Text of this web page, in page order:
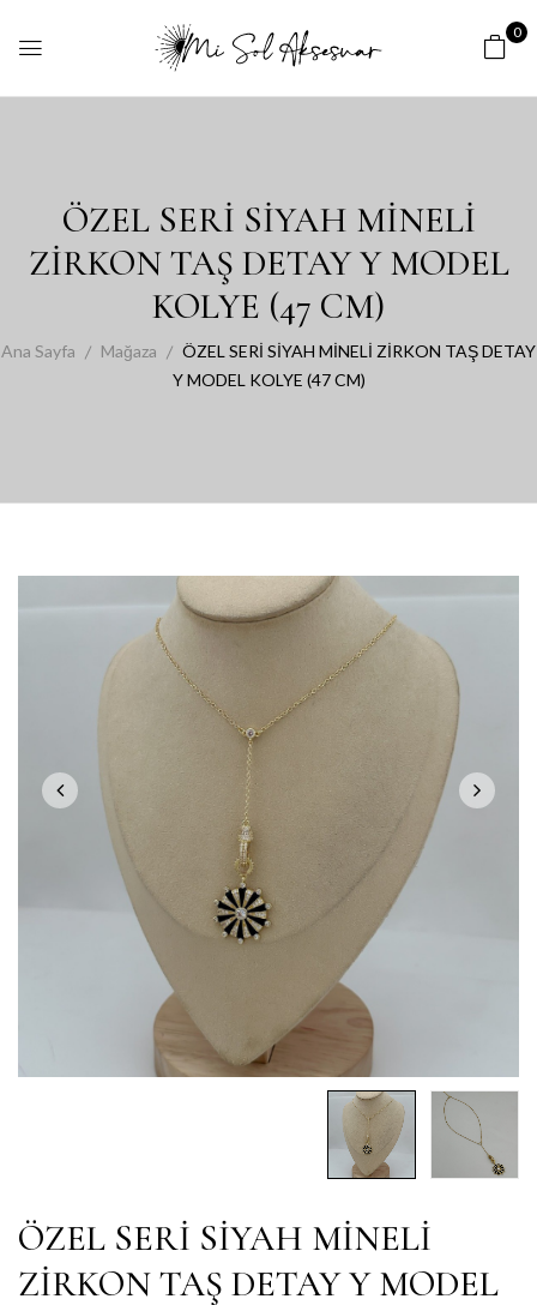
0
ÖZEL SERİ SİYAH MİNELİ
ZİRKON TAŞ DETAY Y MODEL
KOLYE (47 CM)
Ana Sayfa Mağaza
ÖZEL SERİ SİYAH MİNELİ ZİRKON TAŞ DETAY
Y MODEL KOLYE (47 CM)
ÖZEL SERİ SİYAH MİNELİ
ZİRKON TAŞ DETAY Y MODEL